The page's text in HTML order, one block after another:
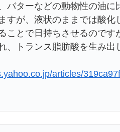
バターなどの動物性の油
すが、液状のままでは酸
ことで日持ちさせるので
、トランス脂肪酸を生み出
articles/